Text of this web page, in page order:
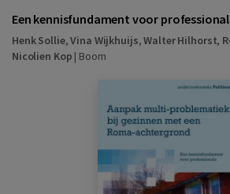
Een kennisfundament voor
Henk Sollie,Vina Wijkhuijs,Walter Hilhorst,
Nicolien Kop | Boom